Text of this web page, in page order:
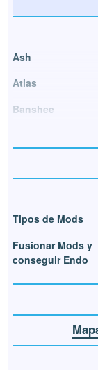
Ash
Atlas
Banshee
Tipos de Mods
Fusionar Mods y
conseguir Endo